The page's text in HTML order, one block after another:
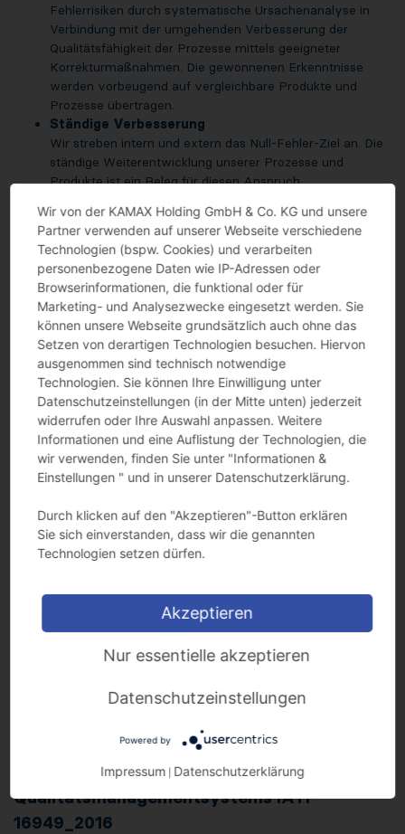
Fehlerrisiken durch systematische Ursachenanalyse in
Verbindung mit der umgehenden Verbesserung der
Qualitätsfähigkeit der Prozesse mittels geeigneter
Korrekturmaßnahmen. Die gewonnenen Erkenntnisse
werden vorbeugend auf vergleichbare Produkte und
Prozesse übertragen.
Ständige Verbesserung
Wir streben intern und extern das Null-Fehler-Ziel an. Die
ständige Weiterentwicklung unserer Prozesse und
Produkte ist ein Beleg für diesen Anspruch.
Wir fördern und nutzen die Fähigkeiten unserer
Lieferanten in partnerschaftlicher Weise, denn auch die
Verbesserung ihrer Prozesse und Produkte dient letztlich
der Zufriedenheit unserer gemeinsamen Kunden.
Zertifikate unseres
Qualitätsmanagementsystems ISO
9001_2015
Certificate_OP-BAR_2024-
2028_ISO9001_EN.pdf
KB
Certificate_OP-HOM_2024-
Certificate_OP-MUS_2024-
2027_ISO9001_EN.pdf
2027_ISO9001_EN.pdf
KB
2027_ISO9001_EN.pdf
114
Zertifikat_OP-OHA_2024-
Zertifikate unseres
Qualitätsmanagementsystems IATF
16949_2016
Wir von der KAMAX Holding GmbH & Co. KG und unsere
Partner verwenden auf unserer Webseite verschiedene
Technologien (bspw. Cookies) und verarbeiten
personenbezogene Daten wie IP-Adressen oder
Browserinformationen, die funktional oder für
Marketing- und Analysezwecke eingesetzt werden. Sie
können unsere Webseite grundsätzlich auch ohne das
Setzen von derartigen Technologien besuchen. Hiervon
ausgenommen sind technisch notwendige
Technologien. Sie können Ihre Einwilligung unter
Datenschutzeinstellungen (in der Mitte unten) jederzeit
widerrufen oder Ihre Auswahl anpassen. Weitere
Informationen und eine Auflistung der Technologien, die
wir verwenden, finden Sie unter "Informationen &
Einstellungen " und in unserer Datenschutzerklärung.
Durch klicken auf den "Akzeptieren"-Button erklären
Sie sich einverstanden, dass wir die genannten
Technologien setzen dürfen.
Akzeptieren
Nur essentielle akzeptieren
Datenschutzeinstellungen
Powered by
Impressum Datenschutzerklärung